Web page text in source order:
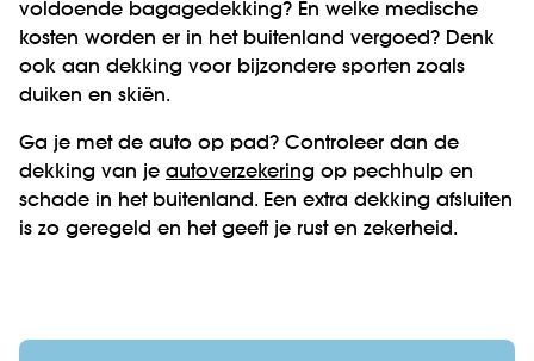
voldoende bagagedekking? En welke medische
kosten worden er in het buitenland vergoed? Denk
ook aan dekking voor bijzondere sporten zoals
duiken en skiën.
Ga je met de auto op pad? Controleer dan de
dekking van je autoverzekering op pechhulp en
schade in het buitenland. Een extra dekking afsluiten
is zo geregeld en het geeft je rust en zekerheid.